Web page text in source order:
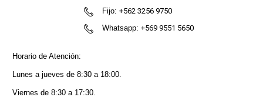
Fijo: +562 3256 9750
Whatsapp: +569 9551 5650
Horario de Atención:
Lunes a jueves de 8:30 a 18:00.
Viernes de 8:30 a 17:30.